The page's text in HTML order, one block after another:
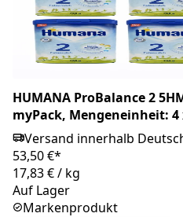
HUMANA ProBalance 2
myPack, Mengeneinheit: 4
Versand innerhalb
53,50 €*
17,83 €/ kg
Auf Lager
Markenprodukt